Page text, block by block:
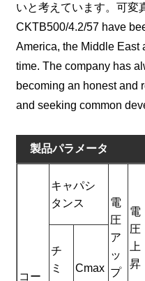
いと考えています。可変
CKTB500/4.2/57 have
America, the Middle East
time. The company has
becoming an honest and
and seeking common
製品パラメータ
コー
キャパシ
タンス
電
圧
ア
ッ
プ
電
圧
上
昇
チ
ミ
Cmax